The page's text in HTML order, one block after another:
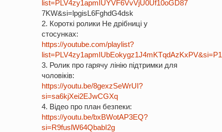
list=PLV4zy1apmIUYVF6VvVjU0Uf10oGD87
7KW&si=lpgisL6FghdG4dsk
2. Короткі ролики Не дрібниці у
стосунках:
https://youtube.com/playlist?
3. Ролик про гарячу лінію підтримки для
чоловіків:
https://youtu.be/8gexzSeWrUI?
si=sa6kjXei2EJwCGXq
4. Відео про план безпеки:
https://youtu.be/bxBWotAP3EQ?
si=R9fuslW64QbabI2g